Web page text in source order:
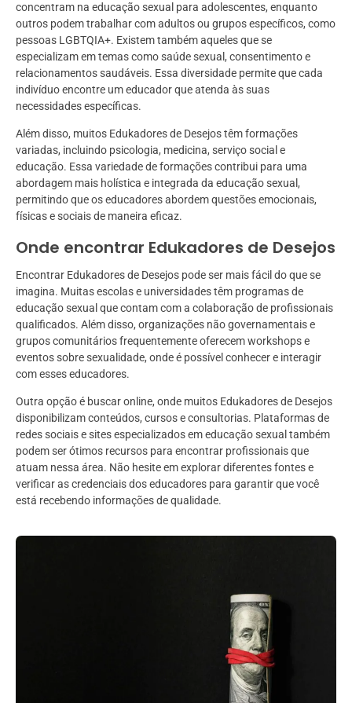
concentram na educação sexual para adolescentes, enquanto
outros podem trabalhar com adultos ou grupos específicos, como
pessoas LGBTQIA+. Existem também aqueles que se
especializam em temas como saúde sexual, consentimento e
relacionamentos saudáveis. Essa diversidade permite que cada
indivíduo encontre um educador que atenda às suas
necessidades específicas.
Além disso, muitos Edukadores de Desejos têm formações
variadas, incluindo psicologia, medicina, serviço social e
educação. Essa variedade de formações contribui para uma
abordagem mais holística e integrada da educação sexual,
permitindo que os educadores abordem questões emocionais,
físicas e sociais de maneira eficaz.
Onde encontrar Edukadores de Desejos
Encontrar Edukadores de Desejos pode ser mais fácil do que se
imagina. Muitas escolas e universidades têm programas de
educação sexual que contam com a colaboração de profissionais
qualificados. Além disso, organizações não governamentais e
grupos comunitários frequentemente oferecem workshops e
eventos sobre sexualidade, onde é possível conhecer e interagir
com esses educadores.
Outra opção é buscar online, onde muitos Edukadores de Desejos
disponibilizam conteúdos, cursos e consultorias. Plataformas de
redes sociais e sites especializados em educação sexual também
podem ser ótimos recursos para encontrar profissionais que
atuam nessa área. Não hesite em explorar diferentes fontes e
verificar as credenciais dos educadores para garantir que você
está recebendo informações de qualidade.